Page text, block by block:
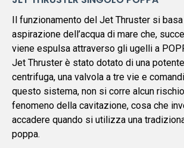
Il funzionamento del Jet Thruster si
aspirazione dell’acqua di mare che,
viene espulsa attraverso gli ugelli a
Jet Thruster è stato dotato di una
centrifuga, una valvola a tre vie e
questo sistema, non si corre alcun
fenomeno della cavitazione, cosa che
accadere quando si utilizza una
poppa.